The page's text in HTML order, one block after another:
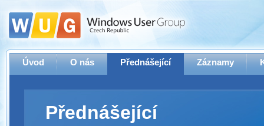
Úvod O nás Přednášející Záznamy
Přednášející